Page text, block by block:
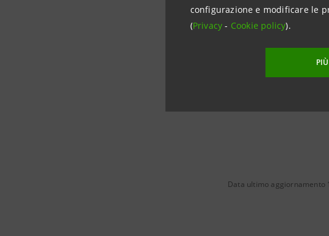
configurazione e modificare le
(Privacy- Cookie policy).
Data ultimo aggiornamento